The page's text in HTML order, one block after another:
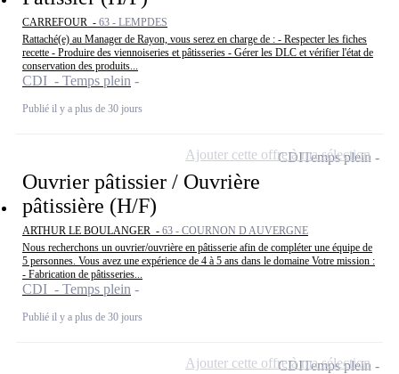
CARREFOUR - 63 - LEMPDES
Rattaché(e) au Manager de Rayon, vous serez en charge de : - Respecter les fiches
recette - Produire des viennoiseries et pâtisseries - Gérer les DLC et vérifier l'état de
conservation des produits...
CDI - Temps plein
Publié il y a plus de 30 jours
Ouvrier pâtissier / Ouvrière
pâtissière (H/F)
ARTHUR LE BOULANGER - 63 - COURNON D AUVERGNE
Nous recherchons un ouvrier/ouvrière en pâtisserie afin de compléter une équipe de
5 personnes. Vous avez une expérience de 4 à 5 ans dans le domaine Votre mission :
- Fabrication de pâtisseries...
CDI - Temps plein
Publié il y a plus de 30 jours
CDITemps plein
Ajouter cette offre à ma sélection
CDITemps plein
Ajouter cette offre à ma sélection